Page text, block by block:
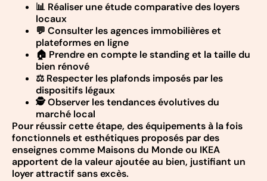
📊 Réaliser une étude comparative des loyers
locaux
💬 Consulter les agences immobilières et
plateformes en ligne
🏠 Prendre en compte le standing et la taille du
bien rénové
⚖️ Respecter les plafonds imposés par les
dispositifs légaux
🕵️ Observer les tendances évolutives du
marché local
Pour réussir cette étape, des équipements à la fois
fonctionnels et esthétiques proposés par des
enseignes comme Maisons du Monde ou IKEA
apportent de la valeur ajoutée au bien, justifiant un
loyer attractif sans excès.